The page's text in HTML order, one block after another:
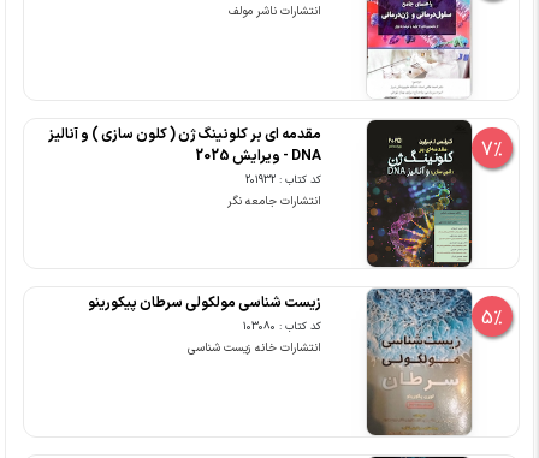
انتشارات ناشر مولف
7%
مقدمه ای بر کلونینگ ژن ( کلون سازی ) و آنالیز
DNA - ویرایش 2025
کد کتاب : 201932
انتشارات جامعه نگر
5%
زیست شناسی مولکولی سرطان پیکورینو
کد کتاب : 103080
انتشارات خانه زیست شناسی